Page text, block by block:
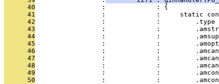
      40
                 :             : {
      41
:             :     static
      42
:             :         .type
      43
:             :
      44
:             :
      45
:             :
      46
:             :
      47
:             :
      48
:             :
      49
:             :
      50
:             :